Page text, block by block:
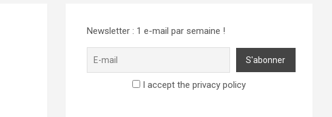
Newsletter : 1 e-mail par semaine !
I accept the privacy policy